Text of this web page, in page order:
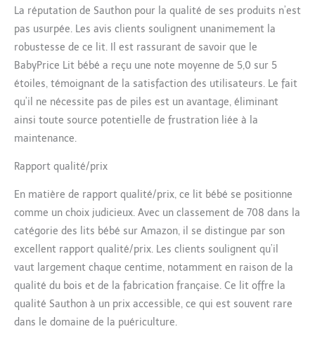
La réputation de Sauthon pour la qualité de ses produits n’est
pas usurpée. Les avis clients soulignent unanimement la
robustesse de ce lit. Il est rassurant de savoir que le
BabyPrice Lit bébé a reçu une note moyenne de 5,0 sur 5
étoiles, témoignant de la satisfaction des utilisateurs. Le fait
qu’il ne nécessite pas de piles est un avantage, éliminant
ainsi toute source potentielle de frustration liée à la
maintenance.
Rapport qualité/prix
En matière de rapport qualité/prix, ce lit bébé se positionne
comme un choix judicieux. Avec un classement de 708 dans la
catégorie des lits bébé sur Amazon, il se distingue par son
excellent rapport qualité/prix. Les clients soulignent qu’il
vaut largement chaque centime, notamment en raison de la
qualité du bois et de la fabrication française. Ce lit offre la
qualité Sauthon à un prix accessible, ce qui est souvent rare
dans le domaine de la puériculture.